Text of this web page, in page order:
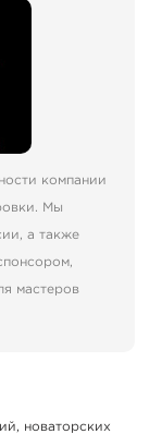
компании
Мы
а также
мастеров
новаторских